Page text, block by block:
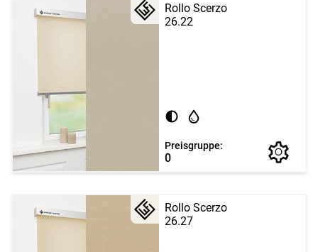
Rollo Scerzo
26.22
Preisgruppe:
0
Rollo Scerzo
26.27